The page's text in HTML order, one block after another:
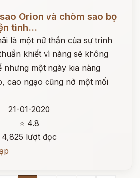
Orion và chòm sao bọ
tình...
là một nữ thần của sự trinh
khiết vì nàng sẽ không
nhưng một ngày kia nàng
cao ngạo cũng nở một mối
21-01-2020
⭐ 4.8
4,825 lượt đọc